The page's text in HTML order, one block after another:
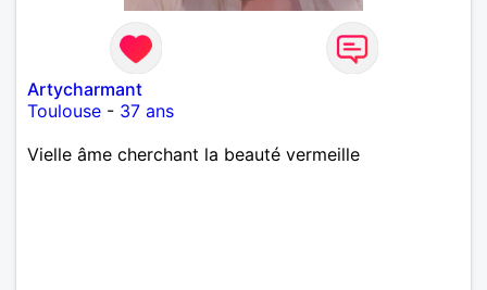
Artycharmant
Toulouse - 37 ans
Vielle âme cherchant la beauté vermeille